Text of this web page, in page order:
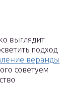
выглядит
подход
веранды
советуем